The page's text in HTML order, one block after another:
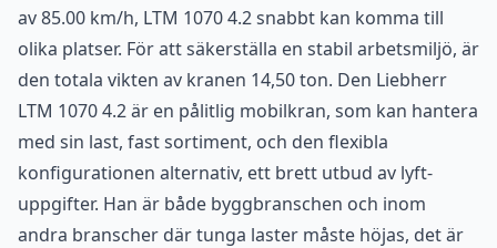
av 85.00 km/h, LTM 1070 4.2 snabbt kan komma till
olika platser. För att säkerställa en stabil arbetsmiljö, är
den totala vikten av kranen 14,50 ton. Den Liebherr
LTM 1070 4.2 är en pålitlig mobilkran, som kan hantera
med sin last, fast sortiment, och den flexibla
konfigurationen alternativ, ett brett utbud av lyft-
uppgifter. Han är både byggbranschen och inom
andra branscher där tunga laster måste höjas, det är